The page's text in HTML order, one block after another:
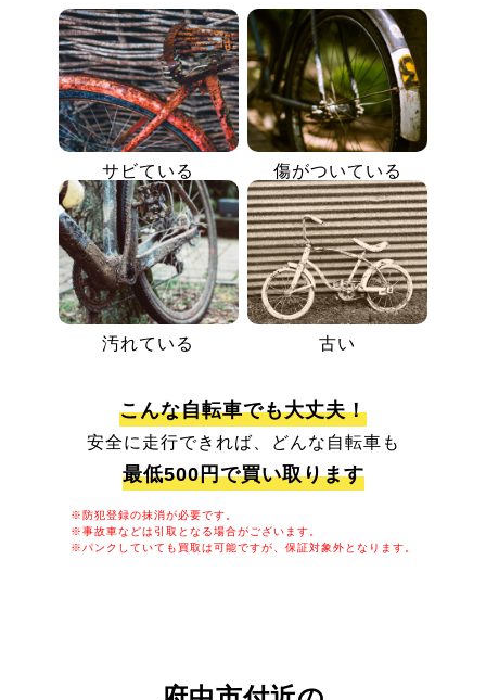
サビている 傷がついている
汚れている 古い
こんな自転車でも大丈夫！
安全に走行できれば、どんな自転車も
最低500円で買い取ります
※防犯登録の抹消が必要です。
※事故車などは引取となる場合がございます。
※パンクしていても買取は可能ですが、保証対象外となります。